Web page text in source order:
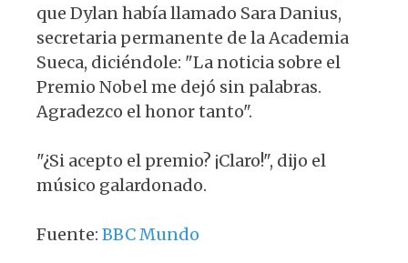
que Dylan había llamado Sara Danius,
secretaria permanente de la Academia
Sueca, diciéndole: "La noticia sobre el
Premio Nobel me dejó sin palabras.
Agradezco el honor tanto".
"¿Si acepto el premio? ¡Claro!", dijo el
músico galardonado.
Fuente: BBC Mundo